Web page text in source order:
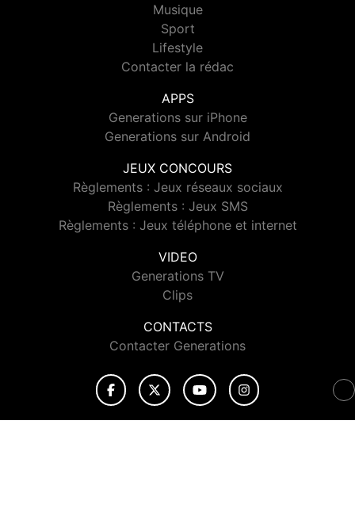
Musique
Sport
Lifestyle
Contacter la rédac
APPS
Generations sur iPhone
Generations sur Android
JEUX CONCOURS
Règlements : Jeux réseaux sociaux
Règlements : Jeux SMS
Règlements : Jeux téléphone et internet
VIDEO
Generations TV
Clips
CONTACTS
Contacter Generations